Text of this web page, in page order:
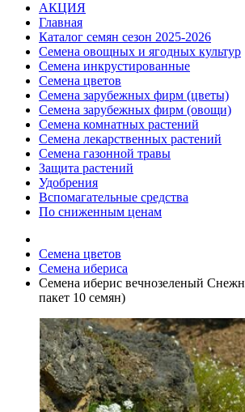
АКЦИЯ
Главная
Каталог семян сезон 2025-2026
Семена овощных и ягодных культур
Семена инкрустированные
Семена цветов
Семена зарубежных фирм (цветы)
Семена зарубежных фирм (овощи)
Семена комнатных растений
Семена лекарственных растений
Семена газонной травы
Защита растений
Удобрения
Вспомагательные средства
По сниженным ценам
Семена цветов
Семена ибериса
Семена иберис вечнозеленый
пакет 10 семян)